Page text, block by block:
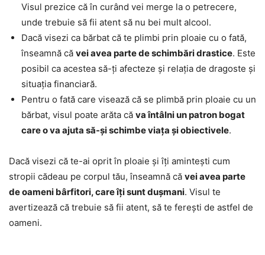
Visul prezice că în curând vei merge la o petrecere,
unde trebuie să fii atent să nu bei mult alcool.
Dacă visezi ca bărbat că te plimbi prin ploaie cu o fată,
înseamnă că vei avea parte de schimbări drastice. Este
posibil ca acestea să-ți afecteze și relația de dragoste și
situația financiară.
Pentru o fată care visează că se plimbă prin ploaie cu un
bărbat, visul poate arăta că va întâlni un patron bogat
care o va ajuta să-și schimbe viața și obiectivele.
Dacă visezi că te-ai oprit în ploaie și îți amintești cum
stropii cădeau pe corpul tău, înseamnă că vei avea parte
de oameni bârfitori, care îți sunt dușmani. Visul te
avertizează că trebuie să fii atent, să te ferești de astfel de
oameni.